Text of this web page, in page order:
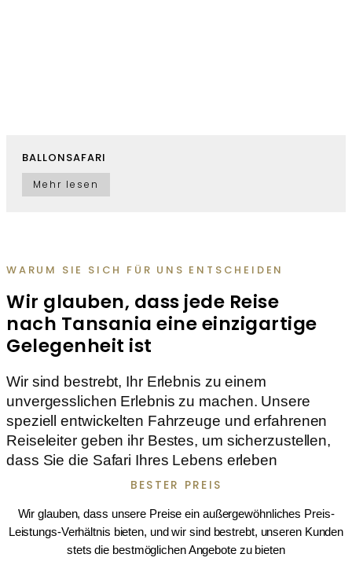
BALLONSAFARI
Mehr lesen
WARUM SIE SICH FÜR UNS ENTSCHEIDEN
Wir glauben, dass jede Reise
nach Tansania eine einzigartige
Gelegenheit ist
Wir sind bestrebt, Ihr Erlebnis zu einem
unvergesslichen Erlebnis zu machen. Unsere
speziell entwickelten Fahrzeuge und erfahrenen
Reiseleiter geben ihr Bestes, um sicherzustellen,
dass Sie die Safari Ihres Lebens erleben
BESTER PREIS
Wir glauben, dass unsere Preise ein außergewöhnliches Preis-
Leistungs-Verhältnis bieten, und wir sind bestrebt, unseren Kunden
stets die bestmöglichen Angebote zu bieten